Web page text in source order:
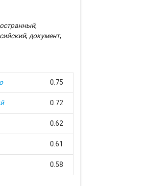
,
,документ,
0.75
0.72
0.62
0.61
0.58